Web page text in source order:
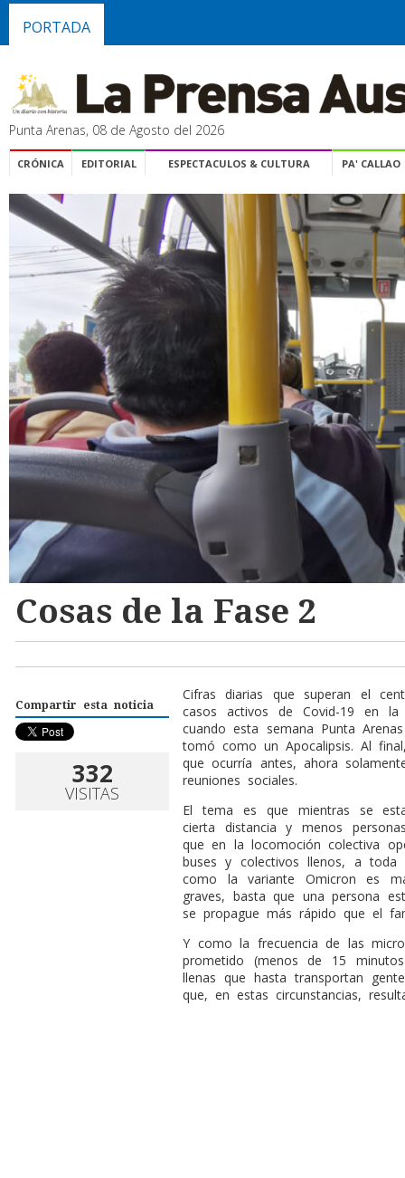
PORTADA
Punta Arenas, 08 de Agosto del 2026
CRÓNICA EDITORIAL ESPECTACULOS & CULTURA PA' CALLAO
Cosas de la Fase 2
Compartir esta noticia
332
VISITAS
Cifras diarias que superan el
casos activos de Covid-19 en
cuando esta semana Punta
tomó como un Apocalipsis. Al
que ocurría antes, ahora
reuniones sociales.
El tema es que mientras se
cierta distancia y menos
que en la locomoción colectiva
buses y colectivos llenos, a
como la variante Omicron es
graves, basta que una persona
se propague más rápido que el
Y como la frecuencia de las
prometido (menos de 15
llenas que hasta transportan
que, en estas circunstancias,